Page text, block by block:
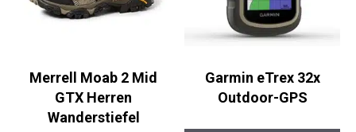
Merrell Moab 2 Mid
GTX Herren
Wanderstiefel
Garmin eTrex 32x
Outdoor-GPS